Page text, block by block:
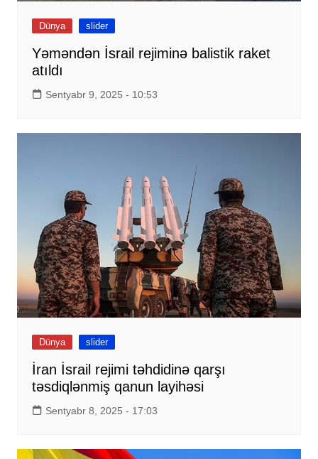
Dünya slider
Yəməndən İsrail rejiminə balistik raket
atıldı
Sentyabr 9, 2025 - 10:53
Dünya slider
İran İsrail rejimi təhdidinə qarşı
təsdiqlənmiş qanun layihəsi
Sentyabr 8, 2025 - 17:03